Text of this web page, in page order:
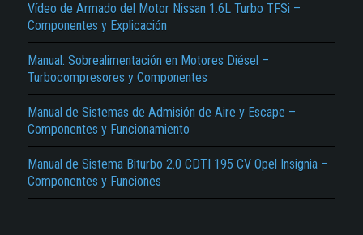
Vídeo de Armado del Motor Nissan 1.6L Turbo TFSi –
Componentes y Explicación
Manual: Sobrealimentación en Motores Diésel –
Turbocompresores y Componentes
Manual de Sistemas de Admisión de Aire y Escape –
Componentes y Funcionamiento
Manual de Sistema Biturbo 2.0 CDTI 195 CV Opel Insignia –
Componentes y FuncionesEl Título es incorrecto según el contenido.